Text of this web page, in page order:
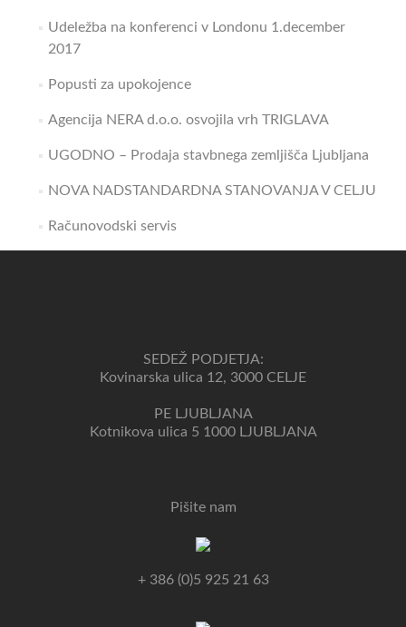
Udeležba na konferenci v Londonu 1.december
2017
Popusti za upokojence
Agencija NERA d.o.o. osvojila vrh TRIGLAVA
UGODNO – Prodaja stavbnega zemljišča Ljubljana
NOVA NADSTANDARDNA STANOVANJA V CELJU
Računovodski servis
SEDEŽ PODJETJA:
Kovinarska ulica 12, 3000 CELJE
PE LJUBLJANA
Kotnikova ulica 5 1000 LJUBLJANA
Pišite nam
+ 386 (0)5 925 21 63